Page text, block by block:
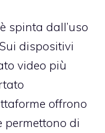
spinta dall’uso
dispositivi
video più
offrono
permettono di